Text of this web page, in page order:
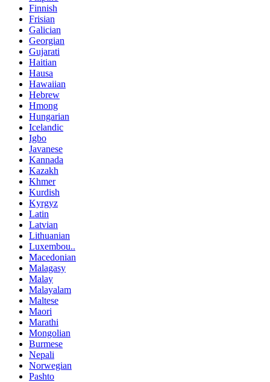
Finnish
Frisian
Galician
Georgian
Gujarati
Haitian
Hausa
Hawaiian
Hebrew
Hmong
Hungarian
Icelandic
Igbo
Javanese
Kannada
Kazakh
Khmer
Kurdish
Kyrgyz
Latin
Latvian
Lithuanian
Luxembou..
Macedonian
Malagasy
Malay
Malayalam
Maltese
Maori
Marathi
Mongolian
Burmese
Nepali
Norwegian
Pashto